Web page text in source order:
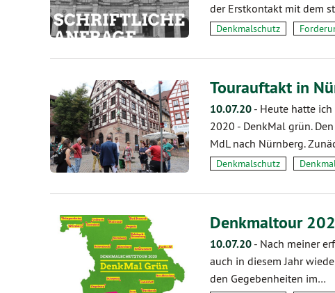
der Erstkontakt mit dem
Denkmalschutz
Tourauftakt in
10.07.20 - Heute hatte
2020 - DenkMal grün.
MdL nach Nürnberg.
Denkmalschutz
Denkmaltour
10.07.20 - Nach meiner
auch in diesem Jahr
den Gegebenheiten im…